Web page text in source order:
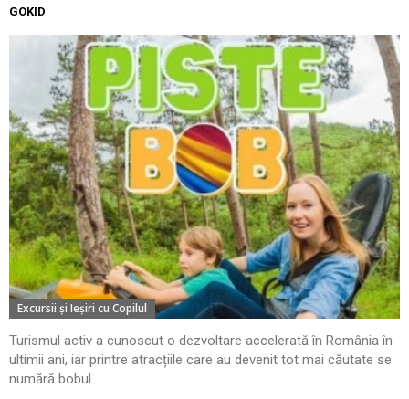
GOKID
Excursii şi Ieşiri cu Copilul
Turismul activ a cunoscut o dezvoltare accelerată în România în
ultimii ani, iar printre atracțiile care au devenit tot mai căutate se
numără bobul...